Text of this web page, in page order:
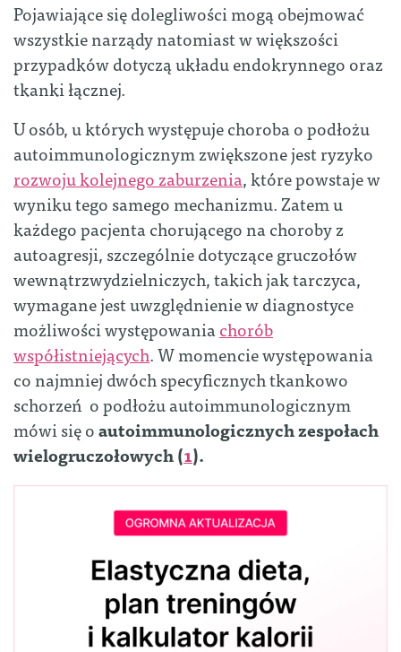
Pojawiające się dolegliwości mogą obejmować
wszystkie narządy natomiast w większości
przypadków dotyczą układu endokrynnego oraz
tkanki łącznej.
U osób, u których występuje choroba o podłożu
autoimmunologicznym zwiększone jest ryzyko
rozwoju kolejnego zaburzenia, które powstaje w
wyniku tego samego mechanizmu. Zatem u
każdego pacjenta chorującego na choroby z
autoagresji, szczególnie dotyczące gruczołów
wewnątrzwydzielniczych, takich jak tarczyca,
wymagane jest uwzględnienie w diagnostyce
możliwości występowaniachorób
współistniejących. W momencie występowania
co najmniej dwóch specyficznych tkankowo
schorzeń o podłożu autoimmunologicznym
mówi się oautoimmunologicznych zespołach
wielogruczołowych (1).